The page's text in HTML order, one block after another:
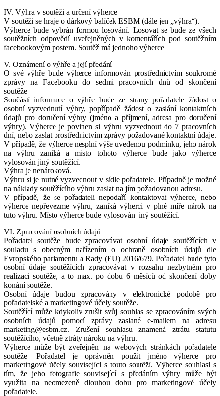
IV. Výhra v soutěži a určení výherce
V soutěži se hraje o dárkový balíček ESBM (dále jen „výhra“).
Výherce bude vybrán formou losování. Losovat se bude ze všech
soutěžních odpovědí uveřejněných v komentářích pod soutěžním
facebookovým postem. Soutěž má jednoho výherce.
V. Oznámení o výhře a její předání
O své výhře bude výherce informován prostřednictvím soukromé
zprávy na Facebooku do sedmi pracovních dnů od skončení
soutěže.
Součástí informace o výhře bude ze strany pořadatele žádost o
osobní vyzvednutí výhry, popřípadě žádost o zaslání kontaktních
údajů pro doručení výhry (jméno a příjmení, adresa pro doručení
výhry). Výherce je povinen si výhru vyzvednout do 7 pracovních
dní, nebo zaslat prostřednictvím zprávy požadované kontaktní údaje.
V případě, že výherce nesplní výše uvedenou podmínku, jeho nárok
na výhru zaniká a místo tohoto výherce bude jako výherce
vylosován jiný soutěžící.
Výhra je nenároková.
Výhru si je nutné vyzvednout v sídle pořadatele. Případně je možné
na náklady soutěžícího výhru zaslat na jím požadovanou adresu.
V případě, že se pořadateli nepodaří kontaktovat výherce, nebo
výherce nepřevezme výhru, zaniká výherci v plné míře nárok na
tuto výhru. Místo výherce bude vylosován jiný soutěžící.
VI. Zpracování osobních údajů
Pořadatel soutěže bude zpracovávat osobní údaje soutěžících v
souladu s obecným nařízením o ochraně osobních údajů dle
Evropského parlamentu a Rady (EU) 2016/679. Pořadatel bude tyto
osobní údaje soutěžících zpracovávat v rozsahu nezbytném pro
realizaci soutěže, a to max. po dobu 6 měsíců od skončení doby
konání soutěže.
Osobní údaje budou zpracovány v elektronické podobě pro
pořadatelské a marketingové účely soutěže.
Soutěžící může kdykoliv zrušit svůj souhlas se zpracováním svých
osobních údajů pomocí zprávy zaslané e-mailem na adresu
marketing@esbm.cz. Zrušení souhlasu znamená ztrátu statutu
soutěžícího, včetně ztráty nároku na výhru.
Výherce může být zveřejněn na webových stránkách pořadatele
soutěže. Pořadatel je oprávněn použít jméno výherce pro
marketingové účely související s touto soutěží. Výherce souhlasí s
tím, že jeho fotografie související s předáním výhry může být
využita na neomezeně dlouhou dobu pro marketingové účely
pořadatele.